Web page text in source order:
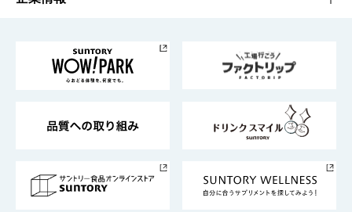
地域情報
サントリーサンバーズ大阪
サントリーが考えるサステナビリティ経営
企業概要
採用情報